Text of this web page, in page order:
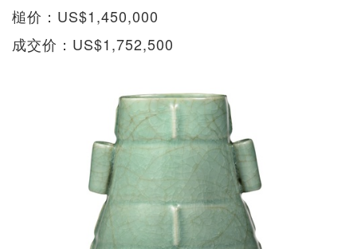
槌价：US$1,450,000
成交价：US$1,752,500